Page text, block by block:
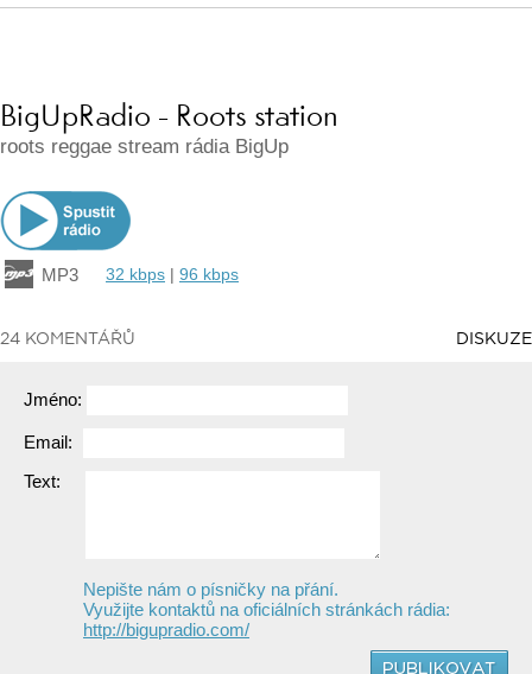
BigUpRadio - Roots station
roots reggae stream rádia BigUp
MP3 32 kbps | 96 kbps
24 KOMENTÁŘŮ DISKUZE
Jméno:
Email:
Text:
Nepište nám o písničky na přání.
Využijte kontaktů na oficiálních stránkách rádia:
http://bigupradio.com/